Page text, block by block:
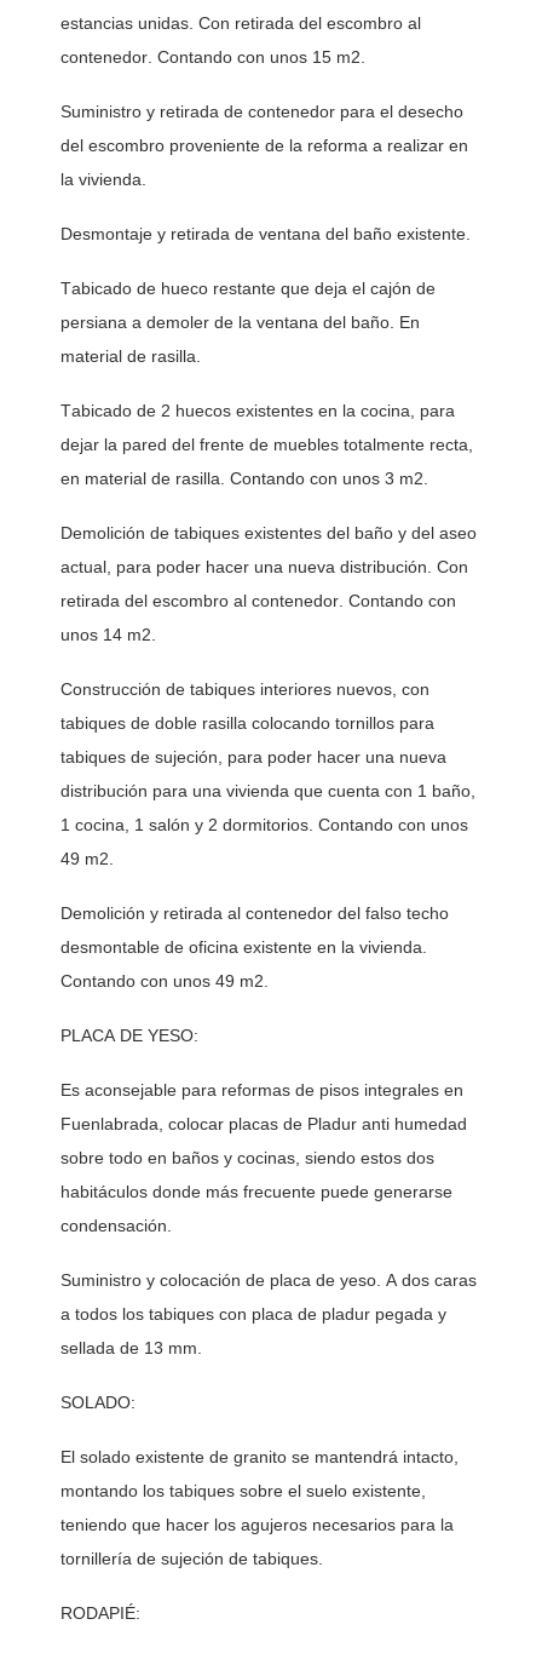
estancias unidas. Con retirada del escombro al
contenedor. Contando con unos 15 m2.
Suministro y retirada de contenedor para el desecho
del escombro proveniente de la reforma a realizar en
la vivienda.
Desmontaje y retirada de ventana del baño existente.
Tabicado de hueco restante que deja el cajón de
persiana a demoler de la ventana del baño. En
material de rasilla.
Tabicado de 2 huecos existentes en la cocina, para
dejar la pared del frente de muebles totalmente recta,
en material de rasilla. Contando con unos 3 m2.
Demolición de tabiques existentes del baño y del aseo
actual, para poder hacer una nueva distribución. Con
retirada del escombro al contenedor. Contando con
unos 14 m2.
Construcción de tabiques interiores nuevos, con
tabiques de doble rasilla colocando tornillos para
tabiques de sujeción, para poder hacer una nueva
distribución para una vivienda que cuenta con 1 baño,
1 cocina, 1 salón y 2 dormitorios. Contando con unos
49 m2.
Demolición y retirada al contenedor del falso techo
desmontable de oficina existente en la vivienda.
Contando con unos 49 m2.
PLACA DE YESO:
Es aconsejable para reformas de pisos integrales en
Fuenlabrada, colocar placas de Pladur anti humedad
sobre todo en baños y cocinas, siendo estos dos
habitáculos donde más frecuente puede generarse
condensación.
Suministro y colocación de placa de yeso. A dos caras
a todos los tabiques con placa de pladur pegada y
sellada de 13 mm.
SOLADO:
El solado existente de granito se mantendrá intacto,
montando los tabiques sobre el suelo existente,
teniendo que hacer los agujeros necesarios para la
tornillería de sujeción de tabiques.
RODAPIÉ: